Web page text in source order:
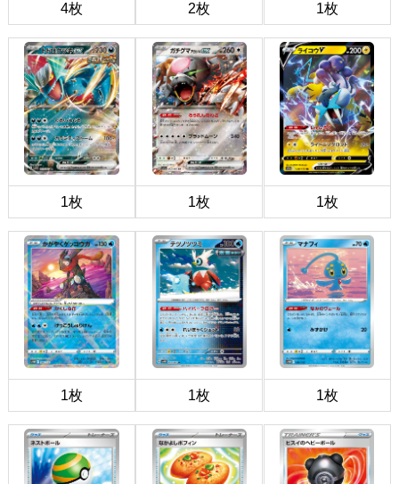
4枚 2枚 1枚
1枚 1枚 1枚
1枚 1枚 1枚